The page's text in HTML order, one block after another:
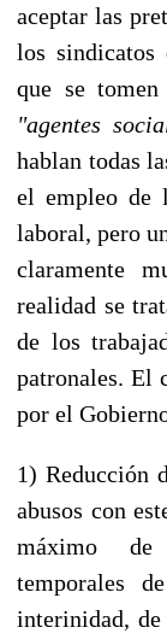
aceptar las
los sindicatos
que se tomen
"agentes
hablan todas
el empleo de
laboral, pero
claramente
realidad se
de los
patronales. El
por el
1) Reducción
abusos con
máximo de
temporales
interinidad,